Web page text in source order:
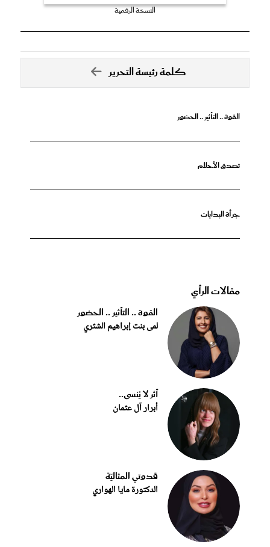
النسخة الرقمية
كلمة رئيسة التحرير
القوة .. التأثير .. الحضور
تصدق الأحلام
جرأة البدايات
مقالات الرأي
القوة .. التأثير .. الحضور
لمى بنت إبراهيم الشثري
أثر لا يُنسى..
أبرار آل عثمان
قدوتي المثاليّة
الدكتورة مايا الهواري